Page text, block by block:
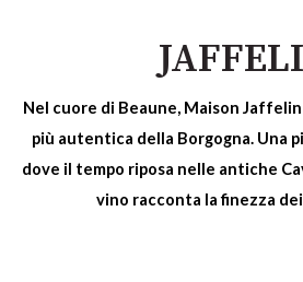
Conti d'Arco
Conti Serristori
Chardonnay
Chianti
Vedi tutti
Aperitivo
KREOS
Negroamaro
Rosato Salento IGT
Accessori
Vedi tutti
Nel cuore di Beaune, Maison
più autentica della Borgogna. Una
dove il tempo riposa nelle antiche
vino racconta la finezza